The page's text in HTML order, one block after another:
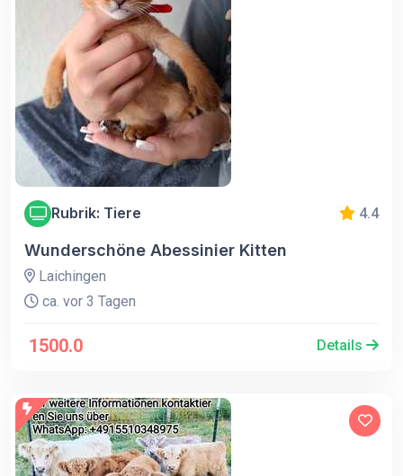
Rubrik: Tiere 4.4
Wunderschöne Abessinier Kitten
Laichingen
ca. vor 3 Tagen
1500.0 Details